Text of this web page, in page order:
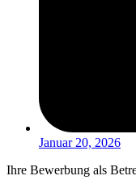
Januar 20, 2026
Ihre Bewerbung als